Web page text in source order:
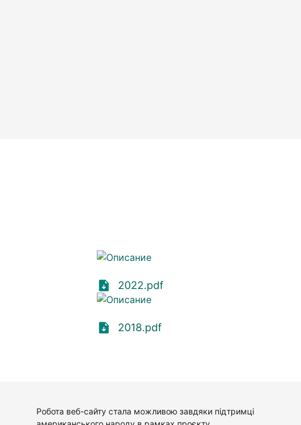
2022.pdf
2018.pdf
Робота веб-сайту стала можливою завдяки підтримці